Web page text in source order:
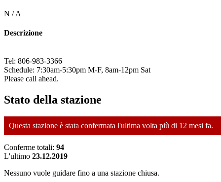
N / A
Descrizione
Tel: 806-983-3366
Schedule: 7:30am-5:30pm M-F, 8am-12pm Sat
Please call ahead.
Stato della stazione
Questa stazione è stata confermata l'ultima volta più di 12 mesi fa.
Conferme totali: 94
L'ultimo 23.12.2019
Nessuno vuole guidare fino a una stazione chiusa.